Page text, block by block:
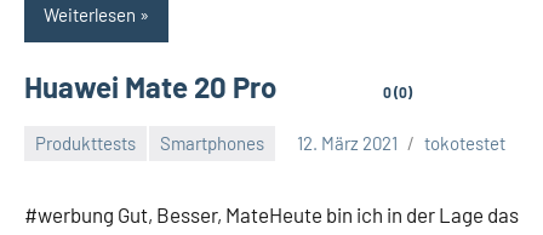
Weiterlesen
Huawei Mate 20 Pro 0 (0)
Produkttests Smartphones 12. März 2021 tokotestet
#werbung Gut, Besser, MateHeute bin ich in der Lage das